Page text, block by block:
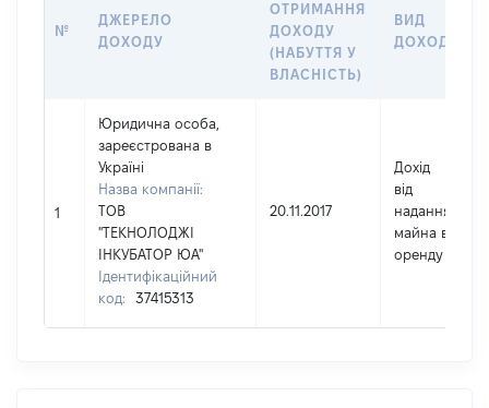
№
ДЖЕРЕЛО
ДОХОДУ
ОТРИМАННЯ
ДОХОДУ
(НАБУТТЯ У
ВЛАСНІСТЬ)
ВИД
ДОХОДУ
1
Юридична особа,
зареєстрована в
Україні
Назва компанії:
ТОВ
"ТЕКНОЛОДЖІ
ІНКУБАТОР ЮА"
Ідентифікаційний
код:
37415313
20.11.2017
Дохід
від
надання
майна в
оренду